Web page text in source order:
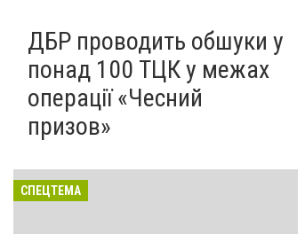
ДБР проводить обшуки у
понад 100 ТЦК у межах
операції «Чесний
призов»
СПЕЦТЕМА